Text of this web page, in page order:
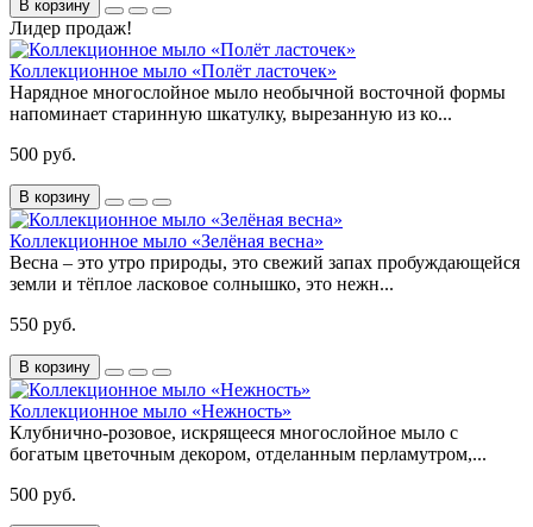
В корзину
Лидер продаж!
Коллекционное мыло «Полёт ласточек»
Нарядное многослойное мыло необычной восточной формы
напоминает старинную шкатулку, вырезанную из ко...
500 руб.
В корзину
Коллекционное мыло «Зелёная весна»
Весна – это утро природы, это свежий запах пробуждающейся
земли и тёплое ласковое солнышко, это нежн...
550 руб.
В корзину
Коллекционное мыло «Нежность»
Клубнично-розовое, искрящееся многослойное мыло с
богатым цветочным декором, отделанным перламутром,...
500 руб.